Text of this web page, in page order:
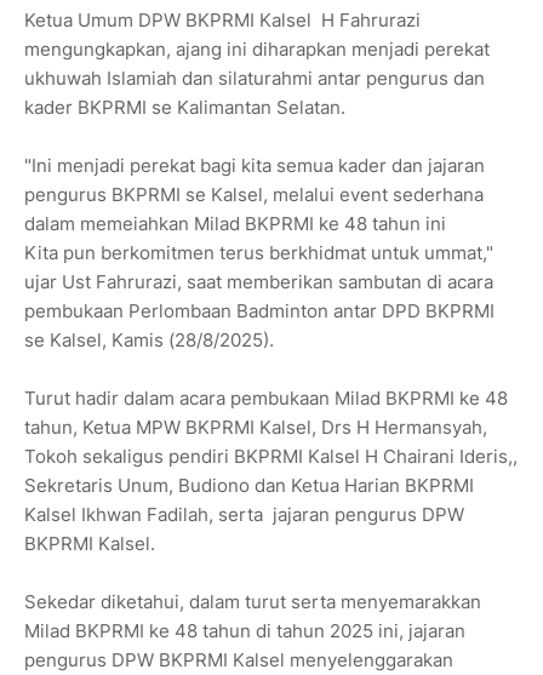
Ketua Umum DPW BKPRMI Kalsel H Fahrurazi
mengungkapkan, ajang ini diharapkan menjadi perekat
ukhuwah Islamiah dan silaturahmi antar pengurus dan
kader BKPRMI se Kalimantan Selatan.
"Ini menjadi perekat bagi kita semua kader dan jajaran
pengurus BKPRMI se Kalsel, melalui event sederhana
dalam memeiahkan Milad BKPRMI ke 48 tahun ini
Kita pun berkomitmen terus berkhidmat untuk ummat,"
ujar Ust Fahrurazi, saat memberikan sambutan di acara
pembukaan Perlombaan Badminton antar DPD BKPRMI
se Kalsel, Kamis (28/8/2025).
Turut hadir dalam acara pembukaan Milad BKPRMI ke 48
tahun, Ketua MPW BKPRMI Kalsel, Drs H Hermansyah,
Tokoh sekaligus pendiri BKPRMI Kalsel H Chairani Ideris,,
Sekretaris Unum, Budiono dan Ketua Harian BKPRMI
Kalsel Ikhwan Fadilah, serta jajaran pengurus DPW
BKPRMI Kalsel.
Sekedar diketahui, dalam turut serta menyemarakkan
Milad BKPRMI ke 48 tahun di tahun 2025 ini, jajaran
pengurus DPW BKPRMI Kalsel menyelenggarakan